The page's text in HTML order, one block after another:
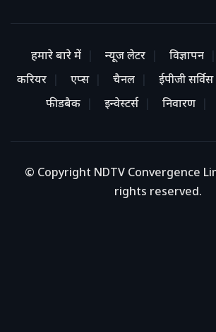
हमारे बारे में न्यूज लेटर विज्ञापन
करियर
एप्स चैनल ईपीजी सर्विस
फीडबैक
इन्वेस्टर्स निवारण
© Copyright NDTV Convergence
rights reserved.